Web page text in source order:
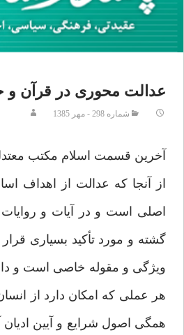
عدالت محورى در قرآن و
شماره 298 - مهر 1385
آخرين قسمت‏ اسلام مكتب
از آنجا كه عدالت از اهداف
اصلى است و در آيات و
گشته و مورد تأكيد بسيارى
ويژگى و مقوله خاصى است و
هر عملى كه امكان دارد از
همگى اصول شرايع و آيين